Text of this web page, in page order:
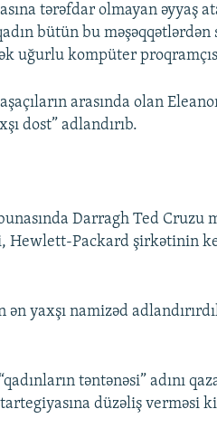
tərəfdar olmayan əyyaş
bütün bu
uğurlu kompüter
arasında olan
dost” adlandırıb.
Darragh Ted Cruzu
Hewlett-Packard şirkətinin
ən yaxşı namizəd
təntənəsi” adını
düzəliş verməsi